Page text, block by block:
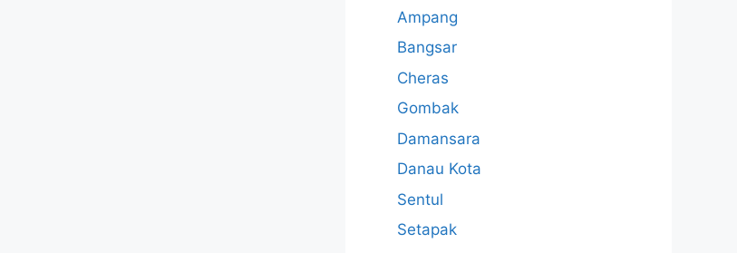
Ampang
Bangsar
Cheras
Gombak
Damansara
Danau Kota
Sentul
Setapak